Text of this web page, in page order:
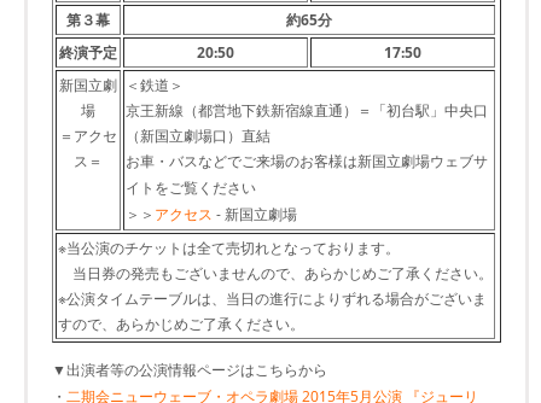
第３幕
約65分
終演予定
20:50
17:50
新国立劇
場
＝アクセ
ス＝
＜鉄道＞
京王新線（都営地下鉄新宿線直通）＝「初台駅」中央口
（新国立劇場口）直結
お車・バスなどでご来場のお客様は新国立劇場ウェブサ
イトをご覧ください
＞＞ アクセス - 新国立劇場
※当公演のチケットは全て売切れとなっております。
当日券の発売もございませんので、あらかじめご了承ください。
※公演タイムテーブルは、当日の進行によりずれる場合がございま
すので、あらかじめご了承ください。
▼出演者等の公演情報ページはこちらから
・ 二期会ニューウェーブ・オペラ劇場 2015年5月公演 『ジューリ